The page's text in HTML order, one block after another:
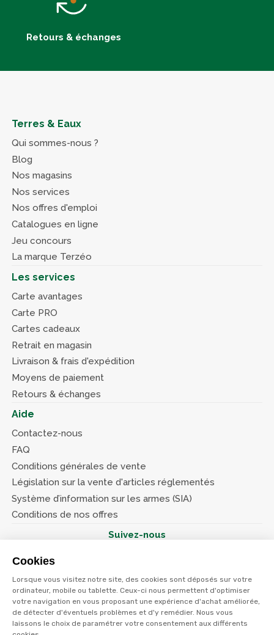
Cookies
Lorsque vous visitez notre site, des cookies sont déposés sur votre
ordinateur, mobile ou tablette. Ceux-ci nous permettent d'optimiser
votre navigation en vous proposant une expérience d'achat améliorée,
de détecter d'éventuels problèmes et d'y remédier. Nous vous
laissons le choix de paramétrer votre consentement aux différents
Retours & échanges
Terres & Eaux
Qui sommes-nous ?
Blog
Nos magasins
Nos services
Nos offres d'emploi
Catalogues en ligne
Jeu concours
La marque Terzéo
Les services
Carte avantages
Carte PRO
Cartes cadeaux
Retrait en magasin
Livraison & frais d'expédition
Moyens de paiement
Retours & échanges
Aide
Contactez-nous
FAQ
Conditions générales de vente
Législation sur la vente d'articles réglementés
Système d’information sur les armes (SIA)
Conditions de nos offres
Suivez-nous
© Terres et eaux 2026
Politique de confidentialité
Mentions légales
CGV